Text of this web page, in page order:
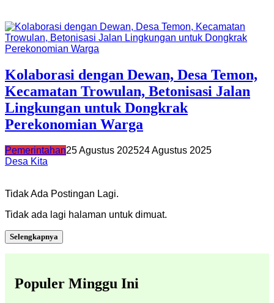
Kolaborasi dengan Dewan, Desa Temon,
Kecamatan Trowulan, Betonisasi Jalan
Lingkungan untuk Dongkrak
Perekonomian Warga
Pemerintahan25 Agustus 202524 Agustus 2025
Desa Kita
Tidak Ada Postingan Lagi.
Tidak ada lagi halaman untuk dimuat.
Selengkapnya
Populer Minggu Ini